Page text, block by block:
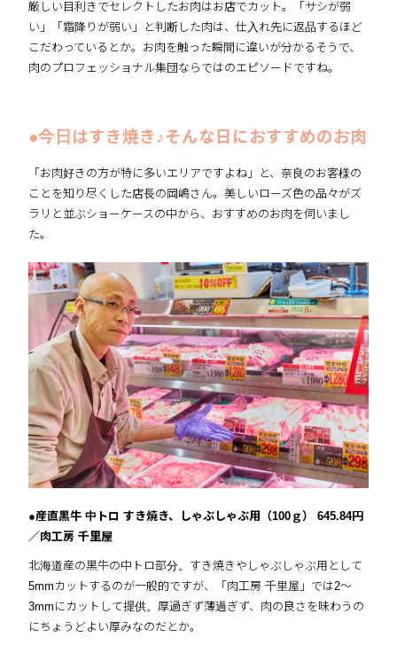
厳しい目利きでセレクトしたお肉はお店でカット。「サシが弱
い」「霜降りが弱い」と判断した肉は、仕入れ先に返品するほど
こだわっているとか。お肉を触った瞬間に違いが分かるそうで、
肉のプロフェッショナル集団ならではのエピソードですね。
●今日はすき焼き♪そんな日におすすめのお肉
「お肉好きの方が特に多いエリアですよね」と、奈良のお客様の
ことを知り尽くした店長の岡嶋さん。美しいローズ色の品々がズ
ラリと並ぶショーケースの中から、おすすめのお肉を伺いまし
た。
●産直黒牛 中トロ すき焼き、しゃぶしゃぶ用（100ｇ） 645.84円
／肉工房 千里屋
北海道産の黒牛の中トロ部分。すき焼きやしゃぶしゃぶ用として
5mmカットするのが一般的ですが、「肉工房 千里屋」では2〜
3mmにカットして提供。厚過ぎず薄過ぎず、肉の良さを味わうの
にちょうどよい厚みなのだとか。